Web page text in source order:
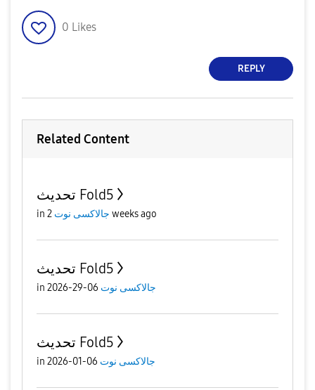
0 Likes
REPLY
Related Content
تحديث Fold5
in جالاكسى نوت 2 weeks ago
تحديث Fold5
in جالاكسى نوت 06-29-2026
تحديث Fold5
in جالاكسى نوت 06-01-2026